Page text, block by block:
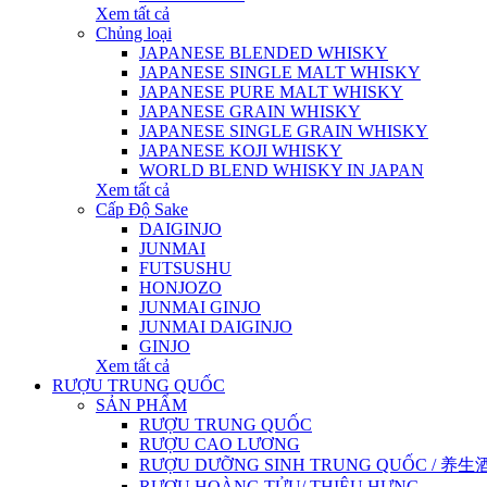
Xem tất cả
Chủng loại
JAPANESE BLENDED WHISKY
JAPANESE SINGLE MALT WHISKY
JAPANESE PURE MALT WHISKY
JAPANESE GRAIN WHISKY
JAPANESE SINGLE GRAIN WHISKY
JAPANESE KOJI WHISKY
WORLD BLEND WHISKY IN JAPAN
Xem tất cả
Cấp Độ Sake
DAIGINJO
JUNMAI
FUTSUSHU
HONJOZO
JUNMAI GINJO
JUNMAI DAIGINJO
GINJO
Xem tất cả
RƯỢU TRUNG QUỐC
SẢN PHẨM
RƯỢU TRUNG QUỐC
RƯỢU CAO LƯƠNG
RƯỢU DƯỠNG SINH TRUNG QUỐC / 养生